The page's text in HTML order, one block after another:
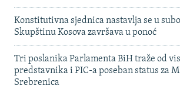
Konstitutivna sjednica nastavlja se u
Skupštinu Kosova završava u ponoć
Tri poslanika Parlamenta BiH traže od
predstavnika i PIC-a poseban status za
Srebrenica